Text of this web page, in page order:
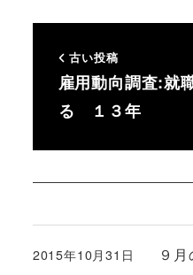
古い投稿
雇用動向調査:就
る １３年
９
投稿日
2015年10月31日